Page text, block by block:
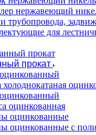
нержавеющий
трубопровода,
для
прокат
холоднокатаная
оцинкованная
оцинкованные
оцинкованные с